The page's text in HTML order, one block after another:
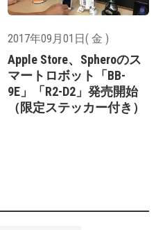
2017年09月01日( 金 )
Apple Store、Spheroのス
マートロボット「BB-
9E」「R2-D2」発売開始
（限定ステッカー付き）